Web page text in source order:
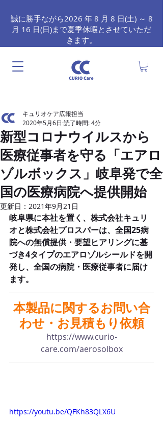
誠に勝手ながら2026 年 8 月 8 日(土) ～ 8
月 16 日(日)まで夏季休暇とさせていただ
きます。
新型コロナウイルスから
医療従事者を守る「エアロ
ゾルボックス」岐阜発で全
国の医療病院へ提供開始
キュリオケア広報担当
2020年5月6日 読了時間: 4分
更新日： 2021年9月21日
岐阜県に本社を置く、株式会社キュリ
オと株式会社プロスパーは、全国25病
院への無償提供・要望ヒアリングに基
づき4タイプのエアロゾルシールドを開
発し、全国の病院・医療従事者に届け
ます。
本製品に関するお問い合
わせ・お見積もり依頼
https://www.curio-
care.com/aerosolbox
https://youtu.be/QFKh83QLX6U